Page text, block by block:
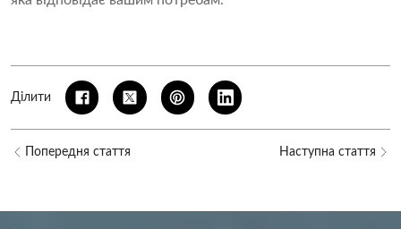
Ділити
Попередня стаття Наступна стаття